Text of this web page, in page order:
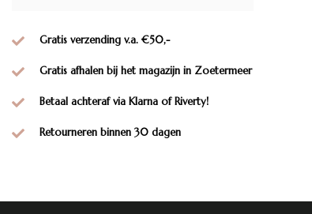
Gratis verzending v.a. €50,-
Gratis afhalen bij het magazijn in Zoetermeer
Betaal achteraf via Klarna of Riverty!
Retourneren binnen 30 dagen